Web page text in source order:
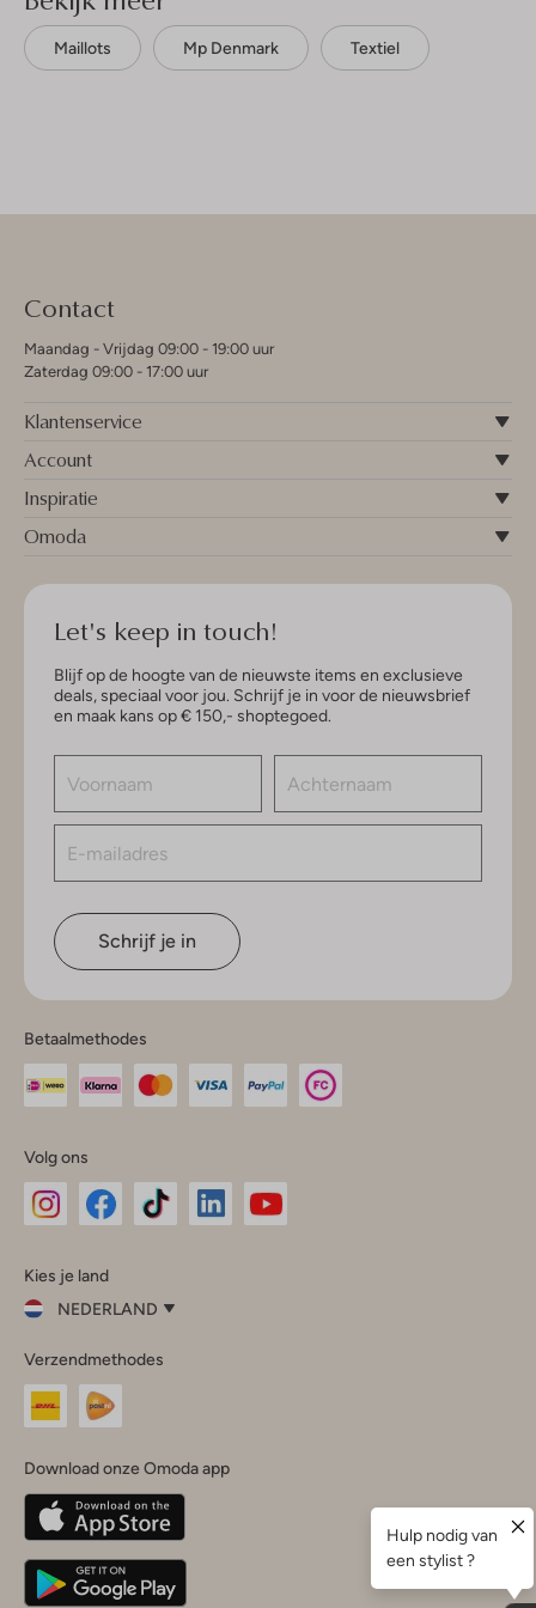
Maillots Mp Denmark Textiel
Contact
Maandag - Vrijdag 09:00 - 19:00 uur
Zaterdag 09:00 - 17:00 uur
Klantenservice
Account
Inspiratie
Omoda
Let's keep in touch!
Blijf op de hoogte van de nieuwste items en exclusieve
deals, speciaal voor jou. Schrijf je in voor de nieuwsbrief
en maak kans op € 150,- shoptegoed.
Schrijf je in
Betaalmethodes
Volg ons
InstagramFacebook
Kies je land
NEDERLAND
je
land
Nederland
Belgique(Français)
Deutschland
Verzendmethodes
Download onze Omoda app